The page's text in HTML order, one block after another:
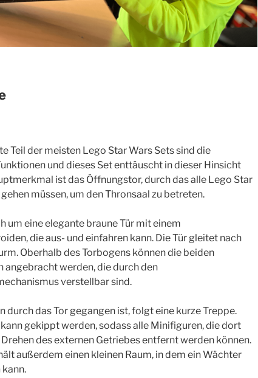
Teil der meisten Lego Star Wars Sets sind die
und dieses Set enttäuscht in dieser Hinsicht
ist das Öffnungstor, durch das alle Lego Star
müssen, um den Thronsaal zu betreten.
um eine elegante braune Tür mit einem
die aus- und einfahren kann. Die Tür gleitet nach
Oberhalb des Torbogens können die beiden
angebracht werden, die durch den
verstellbar sind.
durch das Tor gegangen ist, folgt eine kurze Treppe.
gekippt werden, sodass alle Minifiguren, die dort
des externen Getriebes entfernt werden können.
außerdem einen kleinen Raum, in dem ein Wächter